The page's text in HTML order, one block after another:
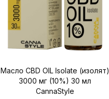
Масло CBD OIL Isolate (изолят)
3000 мг (10%) 30 мл
CannaStyle